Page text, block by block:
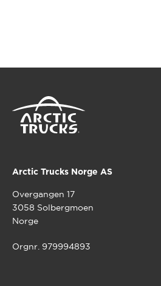
Arctic Trucks Norge AS
Overgangen 17
3058 Solbergmoen
Norge
Orgnr. 979994893